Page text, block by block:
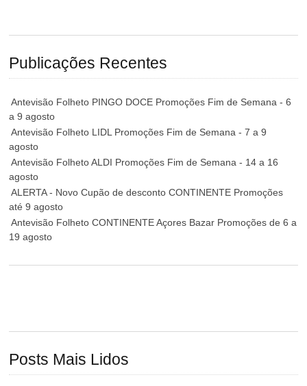
Publicações Recentes
Antevisão Folheto PINGO DOCE Promoções Fim de Semana - 6
a 9 agosto
Antevisão Folheto LIDL Promoções Fim de Semana - 7 a 9
agosto
Antevisão Folheto ALDI Promoções Fim de Semana - 14 a 16
agosto
ALERTA - Novo Cupão de desconto CONTINENTE Promoções
até 9 agosto
Antevisão Folheto CONTINENTE Açores Bazar Promoções de 6 a
19 agosto
Posts Mais Lidos